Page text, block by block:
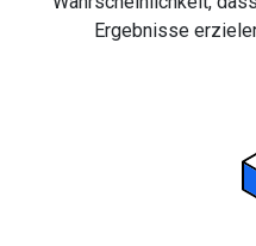
Ergebnisse